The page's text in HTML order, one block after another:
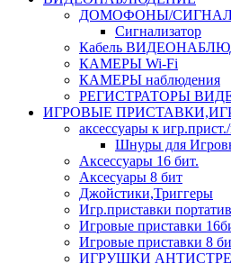
ДОМОФОНЫ/
Сигнализатор
Кабель
КАМЕРЫ Wi-Fi
КАМЕРЫ наблюдения
РЕГИСТРАТОРЫ
ИГРОВЫЕ
аксесcуары к
Шнуры для
Аксессуары 16 бит.
Аксесуары 8 бит
Джойстики,Триггеры
Игр.приставки
Игровые приставки
Игровые приставки 8
ИГРУШКИ